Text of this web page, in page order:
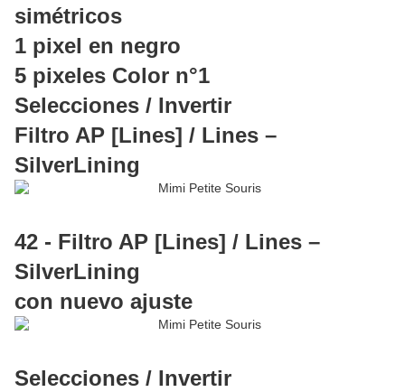
simétricos
1 pixel en negro
5 pixeles Color n°1
Selecciones / Invertir
Filtro AP [Lines] / Lines –
SilverLining
42 - Filtro AP [Lines] / Lines –
SilverLining
con nuevo ajuste
Selecciones / Invertir